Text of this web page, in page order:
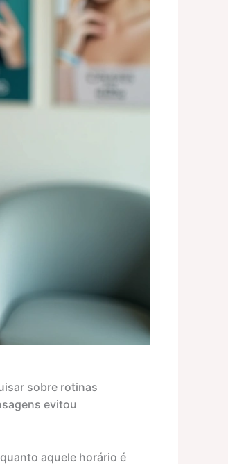
sobre rotinas
evitou
aquele horário é